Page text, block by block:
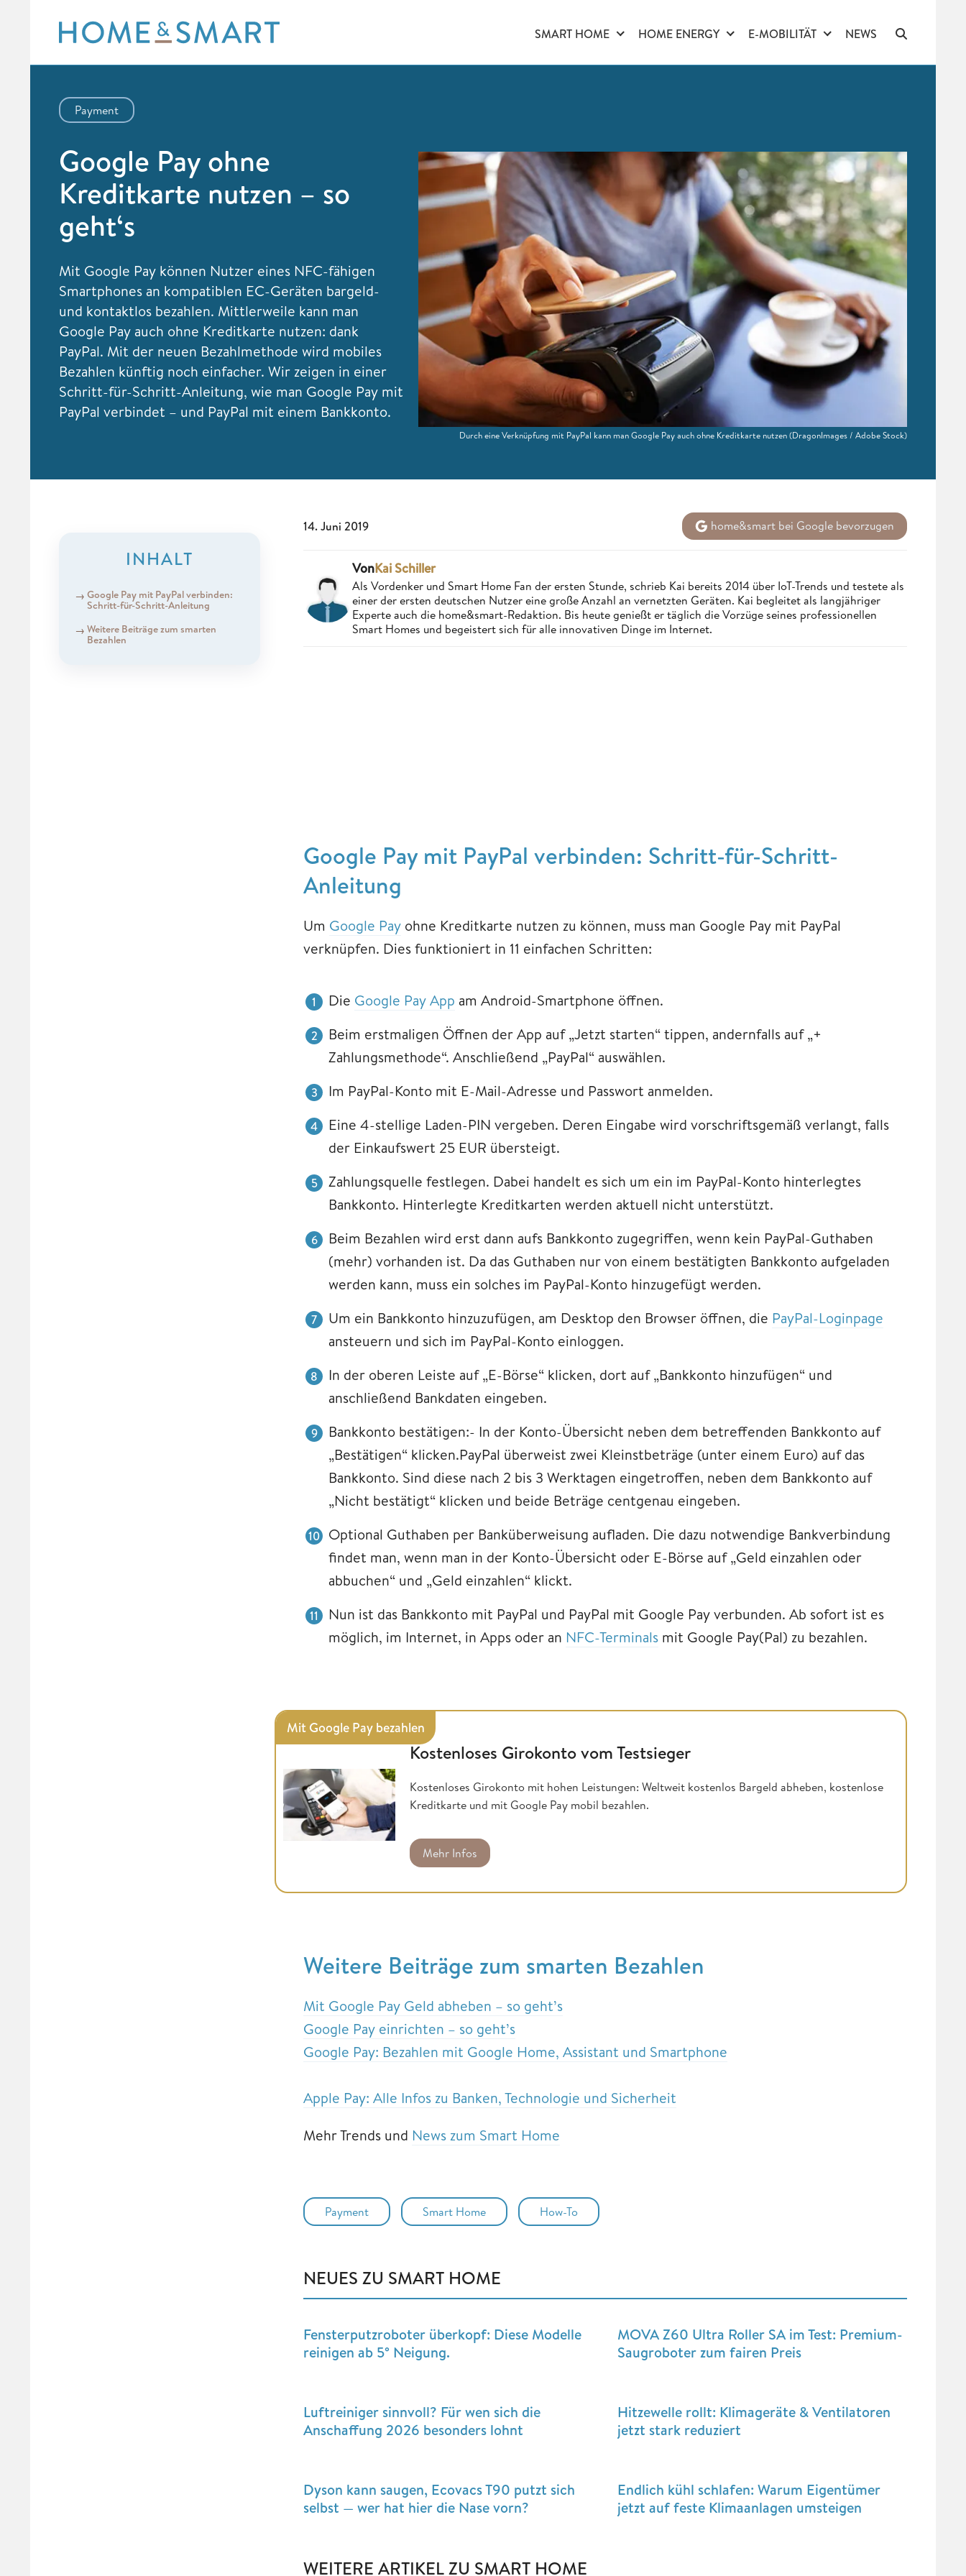
content
SMART HOME HOME ENERGY E-MOBILITÄT NEWS
Payment
Google Pay ohne
Kreditkarte nutzen – so
geht‘s
Mit Google Pay können Nutzer eines NFC-fähigen
Smartphones an kompatiblen EC-Geräten bargeld-
und kontaktlos bezahlen. Mittlerweile kann man
Google Pay auch ohne Kreditkarte nutzen: dank
PayPal. Mit der neuen Bezahlmethode wird mobiles
Bezahlen künftig noch einfacher. Wir zeigen in einer
Schritt-für-Schritt-Anleitung, wie man Google Pay mit
PayPal verbindet – und PayPal mit einem Bankkonto.
Durch eine Verknüpfung mit PayPal kann man Google Pay auch ohne Kreditkarte nutzen(DragonImages / Adobe Stock)
INHALT
Google Pay mit PayPal verbinden:
Schritt-für-Schritt-Anleitung
Weitere Beiträge zum smarten
Bezahlen
14. Juni 2019 home&smart bei Google bevorzugen
VonKai Schiller
Als Vordenker und Smart Home Fan der ersten Stunde, schrieb Kai bereits 2014 über IoT-Trends und testete als
einer der ersten deutschen Nutzer eine große Anzahl an vernetzten Geräten. Kai begleitet als langjähriger
Experte auch die home&smart-Redaktion. Bis heute genießt er täglich die Vorzüge seines professionellen
Smart Homes und begeistert sich für alle innovativen Dinge im Internet.
Google Pay mit PayPal verbinden: Schritt-für-Schritt-
Anleitung
Um Google Pay ohne Kreditkarte nutzen zu können, muss man Google Pay mit PayPal
verknüpfen. Dies funktioniert in 11 einfachen Schritten:
Die Google Pay App am Android-Smartphone öffnen.
Beim erstmaligen Öffnen der App auf „Jetzt starten“ tippen, andernfalls auf „+
Zahlungsmethode“. Anschließend „PayPal“ auswählen.
Im PayPal-Konto mit E-Mail-Adresse und Passwort anmelden.
Eine 4-stellige Laden-PIN vergeben. Deren Eingabe wird vorschriftsgemäß verlangt, falls
der Einkaufswert 25 EUR übersteigt.
Zahlungsquelle festlegen. Dabei handelt es sich um ein im PayPal-Konto hinterlegtes
Bankkonto. Hinterlegte Kreditkarten werden aktuell nicht unterstützt.
Beim Bezahlen wird erst dann aufs Bankkonto zugegriffen, wenn kein PayPal-Guthaben
(mehr) vorhanden ist. Da das Guthaben nur von einem bestätigten Bankkonto aufgeladen
werden kann, muss ein solches im PayPal-Konto hinzugefügt werden.
Um ein Bankkonto hinzuzufügen, am Desktop den Browser öffnen, die PayPal-Loginpage
ansteuern und sich im PayPal-Konto einloggen.
In der oberen Leiste auf „E-Börse“ klicken, dort auf „Bankkonto hinzufügen“ und
anschließend Bankdaten eingeben.
Bankkonto bestätigen:- In der Konto-Übersicht neben dem betreffenden Bankkonto auf
„Bestätigen“ klicken.PayPal überweist zwei Kleinstbeträge (unter einem Euro) auf das
Bankkonto. Sind diese nach 2 bis 3 Werktagen eingetroffen, neben dem Bankkonto auf
„Nicht bestätigt“ klicken und beide Beträge centgenau eingeben.
Optional Guthaben per Banküberweisung aufladen. Die dazu notwendige Bankverbindung
findet man, wenn man in der Konto-Übersicht oder E-Börse auf „Geld einzahlen oder
abbuchen“ und „Geld einzahlen“ klickt.
Nun ist das Bankkonto mit PayPal und PayPal mit Google Pay verbunden. Ab sofort ist es
möglich, im Internet, in Apps oder an NFC-Terminals mit Google Pay(Pal) zu bezahlen.
Mit Google Pay bezahlen
Kostenloses Girokonto vom Testsieger
Kostenloses Girokonto mit hohen Leistungen: Weltweit kostenlos Bargeld abheben, kostenlose
Kreditkarte und mit Google Pay mobil bezahlen.
Mehr Infos
Weitere Beiträge zum smarten Bezahlen
Mit Google Pay Geld abheben – so geht’s
Google Pay einrichten – so geht’s
Google Pay: Bezahlen mit Google Home, Assistant und Smartphone
Apple Pay: Alle Infos zu Banken, Technologie und Sicherheit
Mehr Trends und News zum Smart Home
Payment Smart Home How-To
NEUES ZU SMART HOME
Fensterputzroboter überkopf: Diese Modelle
reinigen ab 5° Neigung.
MOVA Z60 Ultra Roller SA im Test: Premium-
Saugroboter zum fairen Preis
Luftreiniger sinnvoll? Für wen sich die
Anschaffung 2026 besonders lohnt
Hitzewelle rollt: Klimageräte & Ventilatoren
jetzt stark reduziert
Dyson kann saugen, Ecovacs T90 putzt sich
selbst — wer hat hier die Nase vorn?
Endlich kühl schlafen: Warum Eigentümer
jetzt auf feste Klimaanlagen umsteigen
WEITERE ARTIKEL ZU SMART HOME